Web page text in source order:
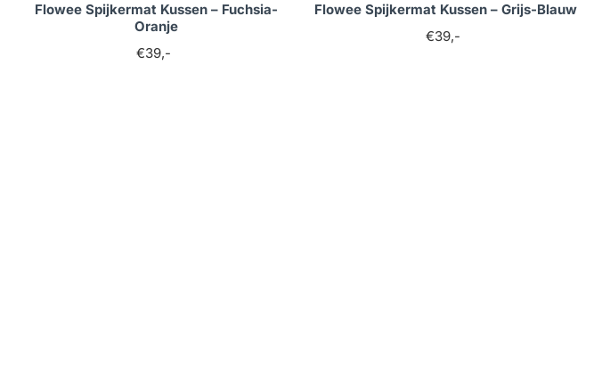
Flowee Spijkermat Kussen – Fuchsia-
Oranje
€39,-
Flowee Spijkermat Kussen – Grijs-Blauw
€39,-